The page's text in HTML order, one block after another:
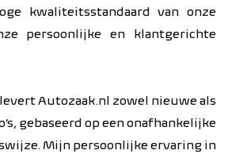
kwaliteitsstandaard van onze
persoonlijke en klantgerichte
Autozaak.nl zowel nieuwe als
gebaseerd op een onafhankelijke
Mijn persoonlijke ervaring in